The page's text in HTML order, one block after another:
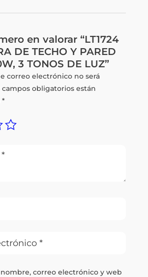
en valorar “LT1724
DE TECHO Y PARED
3 TONOS DE LUZ”
correo electrónico no será
campos obligatorios están
*
correo electrónico y web